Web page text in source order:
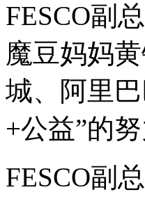
FESCO副
魔豆妈妈
城、阿里
+公益”的努
FESCO副